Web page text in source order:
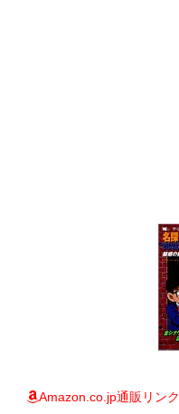
Amazon.co.jp通販リンク